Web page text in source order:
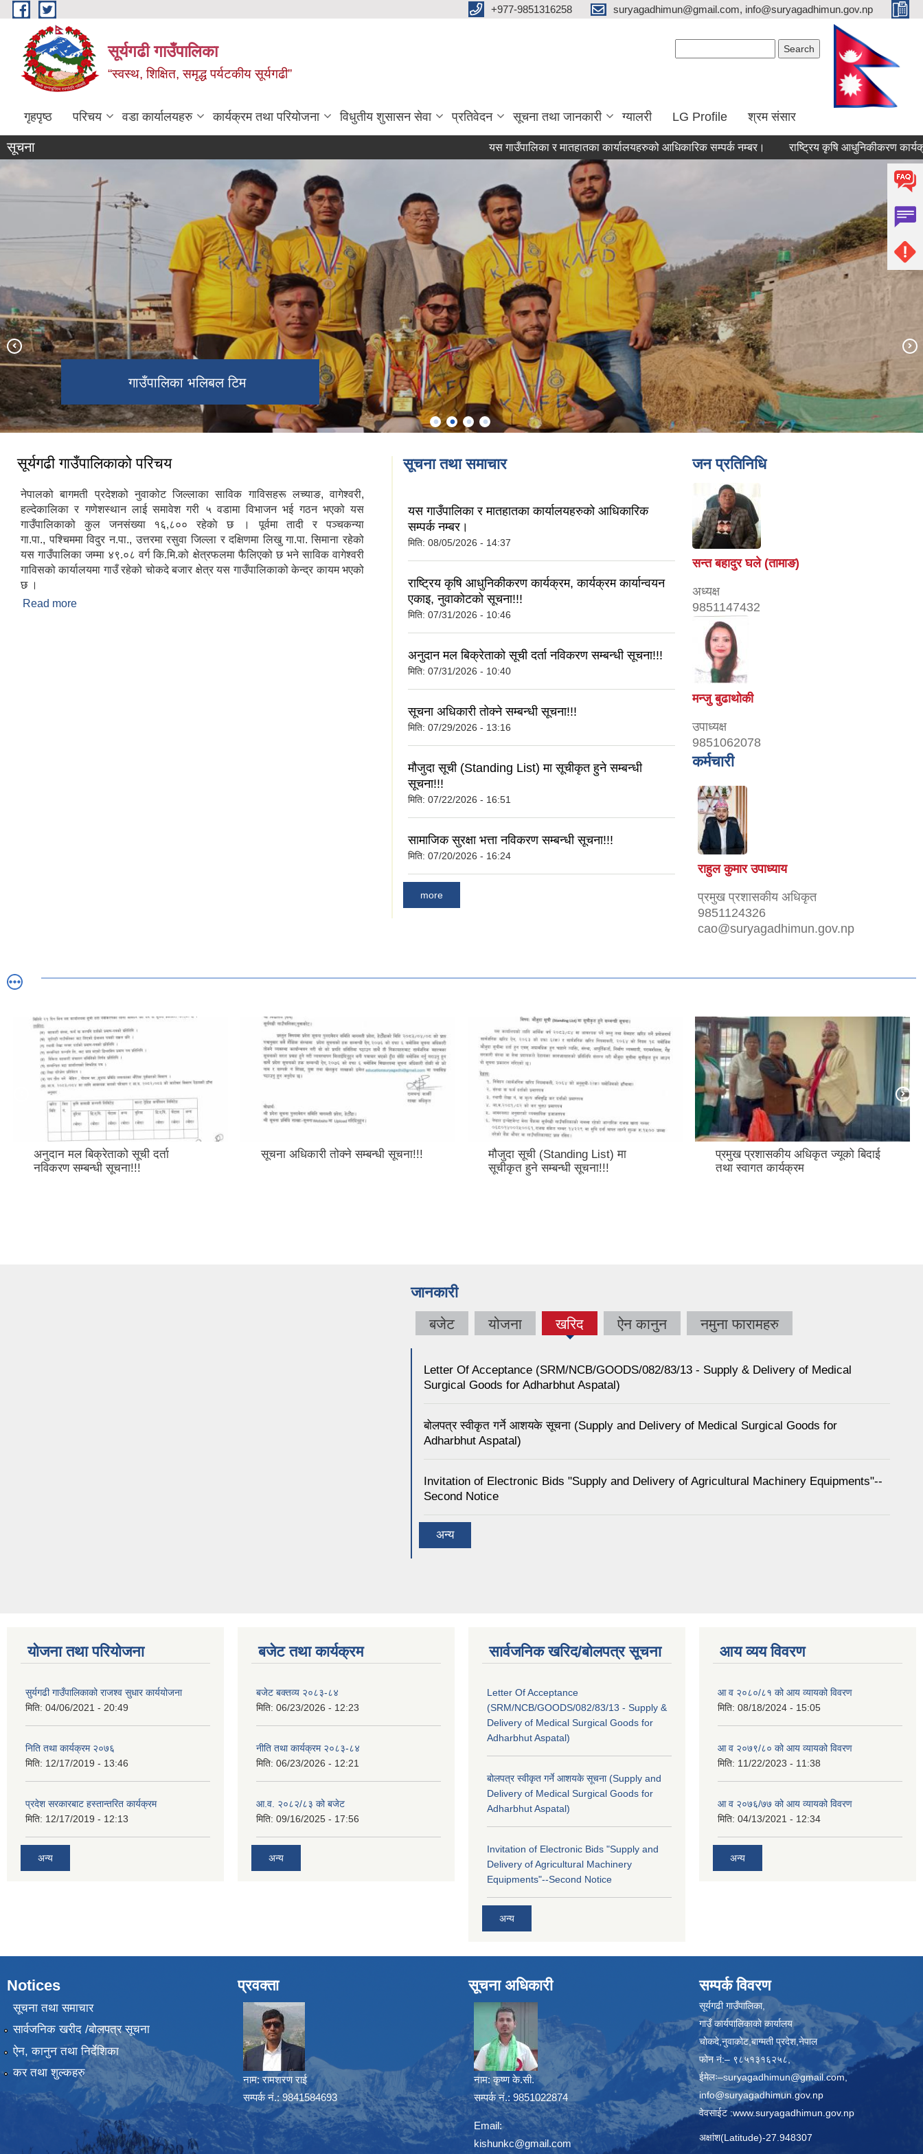
Skip to main content +977-9851316258 suryagadhimun@gmail.com, info@suryagadhimun.gov.np
सूर्यगढी गाउँपालिका
“स्वस्थ, शिक्षित, समृद्ध पर्यटकीय सूर्यगढी”
गृहपृष्ठ परिचय वडा कार्यालयहरु कार्यक्रम तथा परियोजना विधुतीय शुसासन सेवा प्रतिवेदन सूचना तथा जानकारी ग्यालरी LG Profile श्रम संसार
सूचना यस गाउँपालिका र मातहातका कार्यालयहरुको आधिकारिक सम्पर्क नम्बर। राष्ट्रिय कृषि आधुनिकीकरण कार्यक्रम,
सूर्यगढी गाउँपालिका प्रशासकीय भवन
गाउँपालिका भलिबल टिम
पर्यटन सम्बन्धी कार्यक्रम
गाउँपालिका परिसर वरिपरि वृक्षारोपण
कार्यक्रम
सूर्यगढी गाउँपालिकाको परिचय
नेपालको बागमती प्रदेशको नुवाकोट जिल्लाका साविक गाविसहरू लच्याङ, वागेश्वरी,
हल्देकालिका र गणेशस्थान लाई समावेश गरी ५ वडामा विभाजन भई गठन भएको यस
गाउँपालिकाको कुल जनसंख्या १६,८०० रहेकाे छ । पूर्वमा तादी र पञ्चकन्या
गा.पा., पश्चिममा विदुर न.पा., उत्तरमा रसुवा जिल्ला र दक्षिणमा लिखु गा.पा. सिमाना रहेको
यस गाउँपालिका जम्मा ४९.०८ वर्ग कि.मि.को क्षेत्रफलमा फैलिएको छ भने साविक वागेश्वरी
गाविसको कार्यालयमा गाउँ रहेको चोकदे बजार क्षेत्र यस गाउँपालिकाको केन्द्र कायम भएको
छ ।
Read more
सूचना तथा समाचार
यस गाउँपालिका र मातहातका कार्यालयहरुको आधिकारिक
सम्पर्क नम्बर।
मिति: 08/05/2026 - 14:37
राष्ट्रिय कृषि आधुनिकीकरण कार्यक्रम, कार्यक्रम कार्यान्वयन
एकाइ, नुवाकोटको सूचना!!!
मिति: 07/31/2026 - 10:46
अनुदान मल बिक्रेताको सूची दर्ता नविकरण सम्बन्धी सूचना!!!
मिति: 07/31/2026 - 10:40
सूचना अधिकारी तोक्ने सम्बन्धी सूचना!!!
मिति: 07/29/2026 - 13:16
मौजुदा सूची (Standing List) मा सूचीकृत हुने सम्बन्धी
सूचना!!!
मिति: 07/22/2026 - 16:51
सामाजिक सुरक्षा भत्ता नविकरण सम्बन्धी सूचना!!!
मिति: 07/20/2026 - 16:24
more
जन प्रतिनिधि
सन्त बहादुर घले (तामाङ)
अध्यक्ष
9851147432
मन्जु बुढाथोकी
उपाध्यक्ष
9851062078
कर्मचारी
राहुल कुमार उपाध्याय
प्रमुख प्रशासकीय अधिकृत
9851124326
cao@suryagadhimun.gov.np
अनुदान मल बिक्रेताको सूची दर्ता
नविकरण सम्बन्धी सूचना!!!
सूचना अधिकारी तोक्ने सम्बन्धी सूचना!!!
मौजुदा सूची (Standing List) मा
सूचीकृत हुने सम्बन्धी सूचना!!!
प्रमुख प्रशासकीय अधिकृत ज्यूको बिदाई
तथा स्वागत कार्यक्रम
जानकारी
बजेट योजना खरिद
(active
ऐन कानुन नमुना फारामहरु
Letter Of Acceptance (SRM/NCB/GOODS/082/83/13 - Supply & Delivery of Medical
Surgical Goods for Adharbhut Aspatal)
बोलपत्र स्वीकृत गर्ने आशयके सूचना (Supply and Delivery of Medical Surgical Goods for
Adharbhut Aspatal)
Invitation of Electronic Bids "Supply and Delivery of Agricultural Machinery Equipments"--
Second Notice
अन्य
योजना तथा परियोजना
सुर्यगढी गाउँपालिकाको राजश्व सुधार कार्ययोजना
मिति: 04/06/2021 - 20:49
निति तथा कार्यक्रम २०७६
मिति: 12/17/2019 - 13:46
प्रदेश सरकारबाट हस्तान्तरित कार्यक्रम
मिति: 12/17/2019 - 12:13
अन्य
बजेट तथा कार्यक्रम
बजेट बक्तव्य २०८३-८४
मिति: 06/23/2026 - 12:23
नीति तथा कार्यक्रम २०८३-८४
मिति: 06/23/2026 - 12:21
आ.व. २०८२/८३ को बजेट
मिति: 09/16/2025 - 17:56
अन्य
सार्वजनिक खरिद/बोलपत्र सूचना
Letter Of Acceptance
(SRM/NCB/GOODS/082/83/13 - Supply &
Delivery of Medical Surgical Goods for
Adharbhut Aspatal)
बोलपत्र स्वीकृत गर्ने आशयके सूचना (Supply and
Delivery of Medical Surgical Goods for
Adharbhut Aspatal)
Invitation of Electronic Bids "Supply and
Delivery of Agricultural Machinery
Equipments"--Second Notice
अन्य
आय व्यय विवरण
आ व २०८०/८१ को आय व्यायको विवरण
मिति: 08/18/2024 - 15:05
आ व २०७९/८० को आय व्यायको विवरण
मिति: 11/22/2023 - 11:38
आ व २०७६/७७ को आय व्यायको विवरण
मिति: 04/13/2021 - 12:34
अन्य
Notices
सूचना तथा समाचार
सार्वजनिक खरीद /बोलपत्र सूचना
ऐन, कानुन तथा निर्देशिका
कर तथा शुल्कहरु
प्रवक्ता
नाम: रामशरण राई
सम्पर्क नं.: 9841584693
सूचना अधिकारी
नाम: कृष्ण के.सी.
सम्पर्क नं.: 9851022874
Email:
kishunkc@gmail.com
सम्पर्क विवरण
सूर्यगढी गाउँपालिका,
गाउँ कार्यपालिकाकाे कार्यालय
चाेकदे,नुवाकोट,बाग्मती प्रदेश,नेपाल
फोन नं:– ९८५१३१६२५८,
ईमेलः–suryagadhimun@gmail.com,
info@suryagadhimun.gov.np
वेवसाईट :www.suryagadhimun.gov.np
अक्षांश(Latitude)-27.948307